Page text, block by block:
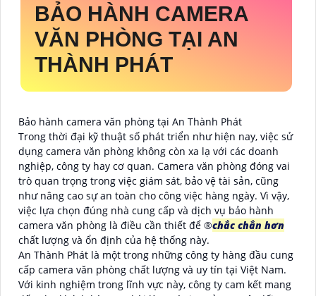
BẢO HÀNH CAMERA
VĂN PHÒNG TẠI AN
THÀNH PHÁT
Bảo hành camera văn phòng tại An Thành Phát
Trong thời đại kỹ thuật số phát triển như hiện nay, việc sử
dụng camera văn phòng không còn xa lạ với các doanh
nghiệp, công ty hay cơ quan. Camera văn phòng đóng vai
trò quan trọng trong việc giám sát, bảo vệ tài sản, cũng
như nâng cao sự an toàn cho công việc hàng ngày. Vì vậy,
việc lựa chọn đúng nhà cung cấp và dịch vụ bảo hành
camera văn phòng là điều cần thiết để ®️chắc chắn hơn
chất lượng và ổn định của hệ thống này.
An Thành Phát là một trong những công ty hàng đầu cung
cấp camera văn phòng chất lượng và uy tín tại Việt Nam.
Với kinh nghiệm trong lĩnh vực này, công ty cam kết mang